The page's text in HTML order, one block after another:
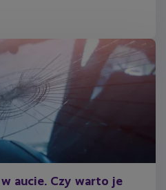
aucie. Czy warto je